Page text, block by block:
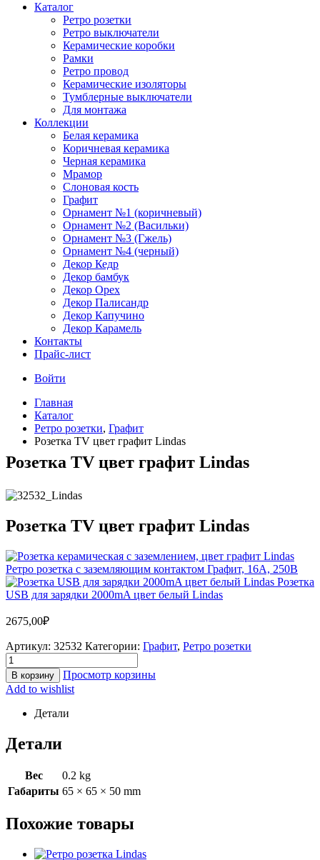
Каталог
Ретро розетки
Ретро выключатели
Керамические коробки
Рамки
Ретро провод
Керамические изоляторы
Тумблерные выключатели
Для монтажа
Коллекции
Белая керамика
Коричневая керамика
Черная керамика
Мрамор
Слоновая кость
Графит
Орнамент №1 (коричневый)
Орнамент №2 (Васильки)
Орнамент №3 (Гжель)
Орнамент №4 (черный)
Декор Кедр
Декор бамбук
Декор Орех
Декор Палисандр
Декор Капучино
Декор Карамель
Контакты
Прайс-лист
Войти
Главная
Каталог
Ретро розетки, Графит
Розетка TV цвет графит Lindas
Розетка TV цвет графит Lindas
Розетка TV цвет графит Lindas
Ретро розетка с заземляющим контактом Графит, 16А, 250В
Розетка
USB для зарядки 2000mA цвет белый Lindas
2675,00₽
Артикул: 32532 Категории: Графит, Ретро розетки
В корзину
Просмотр корзины
Add to wishlist
Детали
Детали
Вес
0.2 kg
Габариты 65 × 65 × 50 mm
Похожие товары